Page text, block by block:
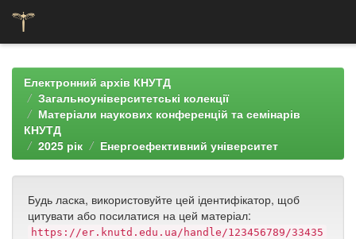
navigationЕлектронний архів КНУТД
Загальноуніверситетські колекції
Матеріали наукових конференцій та семінарів
КНУТД
2025 рік
Енергоефективний університет
Будь ласка, використовуйте цей ідентифікатор, щоб
цитувати або посилатися на цей матеріал:
https://er.knutd.edu.ua/handle/123456789/33435